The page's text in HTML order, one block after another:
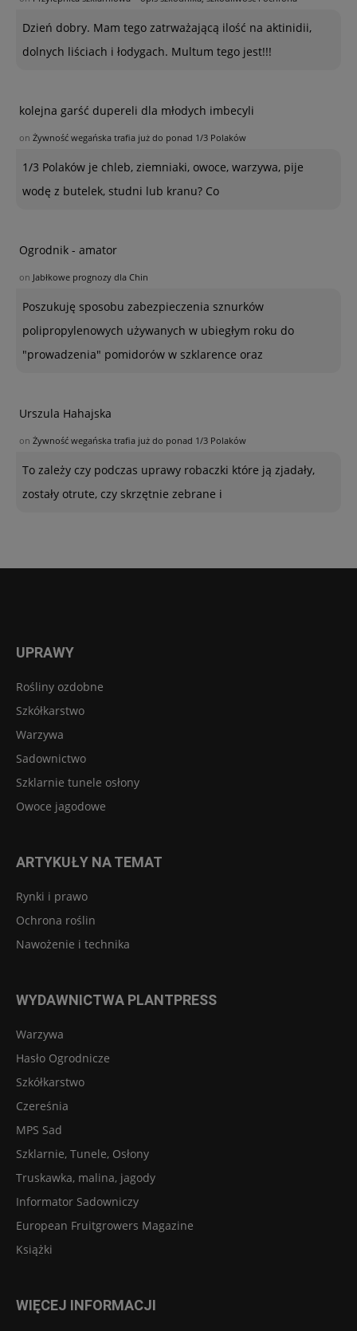
Dzień dobry. Mam tego zatrważającą ilość na aktinidii,
dolnych liściach i łodygach. Multum tego jest!!!
kolejna garść dupereli dla młodych imbecyli
on Żywność wegańska trafia już do ponad 1/3 Polaków
1/3 Polaków je chleb, ziemniaki, owoce, warzywa, pije
wodę z butelek, studni lub kranu? Co
Ogrodnik - amator
on Jabłkowe prognozy dla Chin
Poszukuję sposobu zabezpieczenia sznurków
polipropylenowych używanych w ubiegłym roku do
"prowadzenia" pomidorów w szklarence oraz
Urszula Hahajska
on Żywność wegańska trafia już do ponad 1/3 Polaków
To zależy czy podczas uprawy robaczki które ją zjadały,
zostały otrute, czy skrzętnie zebrane i
UPRAWY
Rośliny ozdobne
Szkółkarstwo
Warzywa
Sadownictwo
Szklarnie tunele osłony
Owoce jagodowe
ARTYKUŁY NA TEMAT
Rynki i prawo
Ochrona roślin
Nawożenie i technika
WYDAWNICTWA PLANTPRESS
Warzywa
Hasło Ogrodnicze
Szkółkarstwo
Czereśnia
MPS Sad
Szklarnie, Tunele, Osłony
Truskawka, malina, jagody
Informator Sadowniczy
European Fruitgrowers Magazine
Książki
WIĘCEJ INFORMACJI